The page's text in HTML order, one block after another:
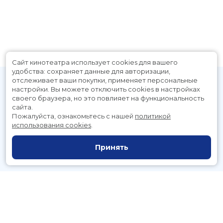
Расписание
Скоро в кино
Служба поддержки
Сайт кинотеатра использует cookies для вашего
удобства: сохраняет данные для авторизации,
отслеживает ваши покупки, применяет персональные
настройки. Вы можете отключить cookies в настройках
своего браузера, но это повлияет на функциональность
сайта.
Пожалуйста, ознакомьтесь с нашей политикой
использования cookies
Принять